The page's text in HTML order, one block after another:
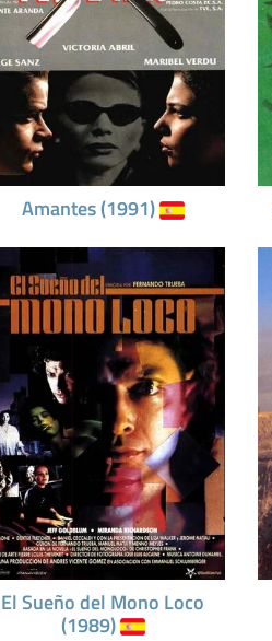
Amantes (1991)
El Sueño del Mono Loco
(1989)